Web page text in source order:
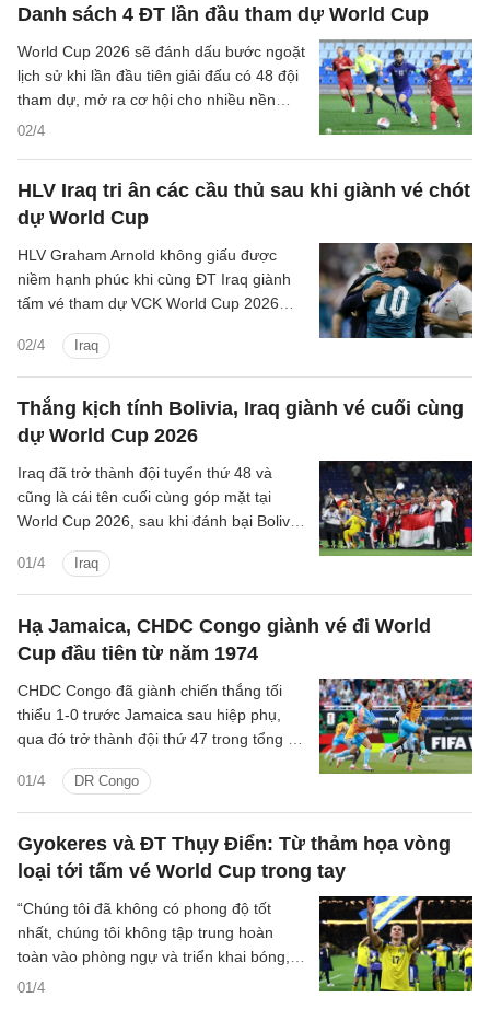
Danh sách 4 ĐT lần đầu tham dự World Cup
02/4
World Cup 2026 sẽ đánh dấu bước ngoặt
lịch sử khi lần đầu tiên giải đấu có 48 đội
tham dự, mở ra cơ hội cho nhiều nền
bóng đá mới với 4 tân binh.
HLV Iraq tri ân các cầu thủ sau khi giành vé chót
dự World Cup
02/4 Iraq
HLV Graham Arnold không giấu được
niềm hạnh phúc khi cùng ĐT Iraq giành
tấm vé tham dự VCK World Cup 2026
Thắng kịch tính Bolivia, Iraq giành vé cuối cùng
dự World Cup 2026
01/4 Iraq
Iraq đã trở thành đội tuyển thứ 48 và
cũng là cái tên cuối cùng góp mặt tại
World Cup 2026, sau khi đánh bại Bolivia
địa.
Hạ Jamaica, CHDC Congo giành vé đi World
Cup đầu tiên từ năm 1974
01/4 DR Congo
CHDC Congo đã giành chiến thắng tối
thiểu 1-0 trước Jamaica sau hiệp phụ,
qua đó trở thành đội thứ 47 trong tổng số
Gyokeres và ĐT Thụy Điển: Từ thảm họa vòng
loại tới tấm vé World Cup trong tay
01/4
“Chúng tôi đã không có phong độ tốt
nhất, chúng tôi không tập trung hoàn
toàn vào phòng ngự và triển khai bóng,”
Viktor Gyokeres thốt lên hồi tháng 10 sau